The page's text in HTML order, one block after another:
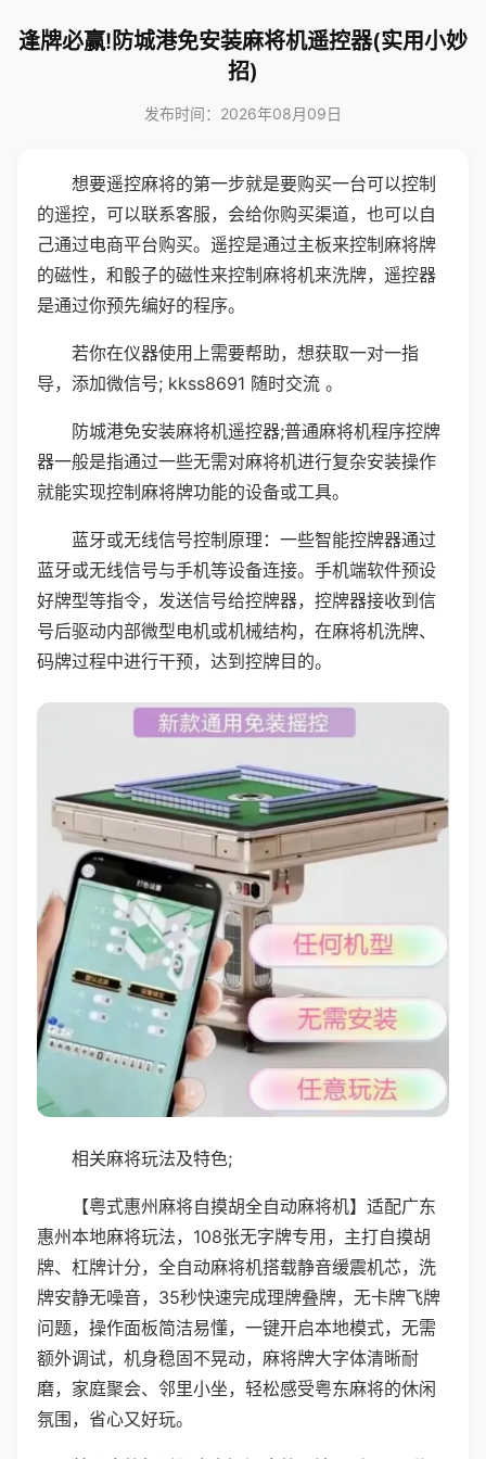
逢牌必赢!防城港免安装麻将机遥控器(实用小妙
招)
发布时间：2026年08月09日
想要遥控麻将的第一步就是要购买一台可以控制
的遥控，可以联系客服，会给你购买渠道，也可以自
己通过电商平台购买。遥控是通过主板来控制麻将牌
的磁性，和骰子的磁性来控制麻将机来洗牌，遥控器
是通过你预先编好的程序。
若你在仪器使用上需要帮助，想获取一对一指
导，添加微信号; kkss8691 随时交流 。
防城港免安装麻将机遥控器;普通麻将机程序控牌
器一般是指通过一些无需对麻将机进行复杂安装操作
就能实现控制麻将牌功能的设备或工具。
蓝牙或无线信号控制原理：一些智能控牌器通过
蓝牙或无线信号与手机等设备连接。手机端软件预设
好牌型等指令，发送信号给控牌器，控牌器接收到信
号后驱动内部微型电机或机械结构，在麻将机洗牌、
码牌过程中进行干预，达到控牌目的。
相关麻将玩法及特色;
【粤式惠州麻将自摸胡全自动麻将机】适配广东
惠州本地麻将玩法，108张无字牌专用，主打自摸胡
牌、杠牌计分，全自动麻将机搭载静音缓震机芯，洗
牌安静无噪音，35秒快速完成理牌叠牌，无卡牌飞牌
问题，操作面板简洁易懂，一键开启本地模式，无需
额外调试，机身稳固不晃动，麻将牌大字体清晰耐
磨，家庭聚会、邻里小坐，轻松感受粤东麻将的休闲
氛围，省心又好玩。